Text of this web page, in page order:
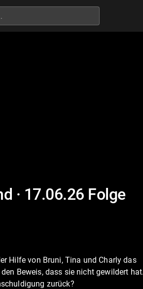
· 17.06.26 Folge
Hilfe von Bruni, Tina und Charly das
Beweis, dass sie nicht gewildert hat.
zurück?